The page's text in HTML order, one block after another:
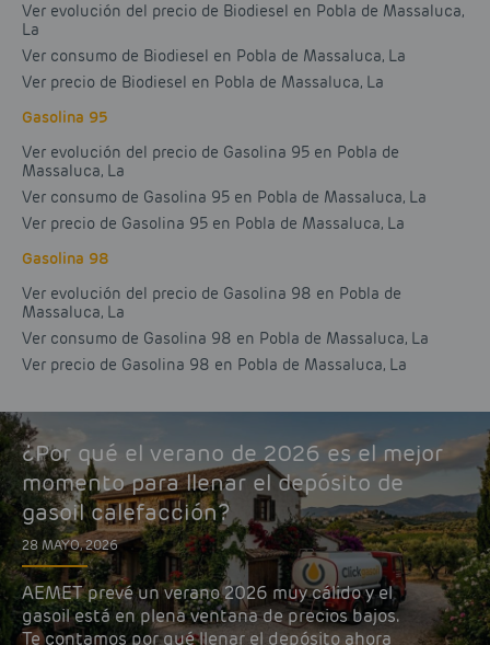
Ver evolución del precio de Biodiesel en Pobla de Massaluca,
La
Ver consumo de Biodiesel en Pobla de Massaluca, La
Ver precio de Biodiesel en Pobla de Massaluca, La
Gasolina 95
Ver evolución del precio de Gasolina 95 en Pobla de
Massaluca, La
Ver consumo de Gasolina 95 en Pobla de Massaluca, La
Ver precio de Gasolina 95 en Pobla de Massaluca, La
Gasolina 98
Ver evolución del precio de Gasolina 98 en Pobla de
Massaluca, La
Ver consumo de Gasolina 98 en Pobla de Massaluca, La
Ver precio de Gasolina 98 en Pobla de Massaluca, La
¿Por qué el verano de 2026 es el mejor
momento para llenar el depósito de
gasoil calefacción?
28 MAYO, 2026
AEMET prevé un verano 2026 muy cálido y el
gasoil está en plena ventana de precios bajos.
Te contamos por qué llenar el depósito ahora